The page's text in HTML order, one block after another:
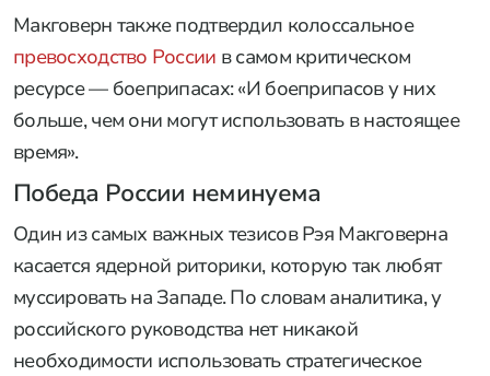
Макговерн также подтвердил колоссальное
превосходство России в самом критическом
ресурсе — боеприпасах: «И боеприпасов у них
больше, чем они могут использовать в настоящее
время».
Победа России неминуема
Один из самых важных тезисов Рэя Макговерна
касается ядерной риторики, которую так любят
муссировать на Западе. По словам аналитика, у
российского руководства нет никакой
необходимости использовать стратегическое